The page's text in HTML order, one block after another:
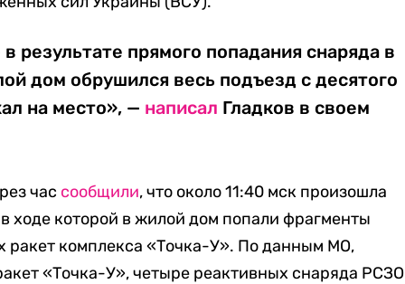
результате прямого попадания снаряда в
дом обрушился весь подъезд с десятого
на место», — написал Гладков в своем
час сообщили, что около 11:40 мск произошла
ходе которой в жилой дом попали фрагменты
ракет комплекса «Точка-У». По данным МО,
«Точка-У», четыре реактивных снаряда РСЗО